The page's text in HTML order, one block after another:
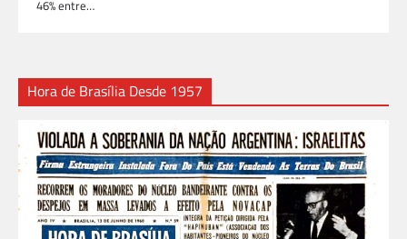
46% entre…
Hora de Brasília Desde 1957